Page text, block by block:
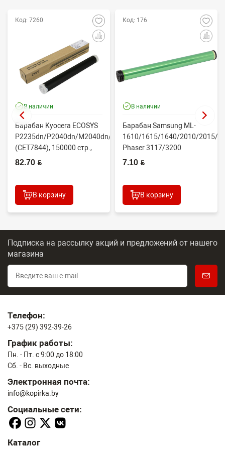
Код: 7260
В наличии
Барабан Kyocera ECOSYS
P2235dn/P2040dn/M2040dn/M2540dw
(CET7844), 150000 стр.,
Япония
82.70 BYN
В корзину
Код: 176
В наличии
Барабан Samsung ML-
1610/1615/1640/2010/2015/
Phaser 3117/3200
(CONTENT)
7.10 BYN
В корзину
Подписка на рассылку акций и предложений от нашего
магазина
Телефон:
+375 (29) 392-39-26
График работы:
Пн. - Пт. с 9:00 до 18:00
Сб. - Вс. выходные
Электронная почта:
info@kopirka.by
Социальные сети:
Каталог